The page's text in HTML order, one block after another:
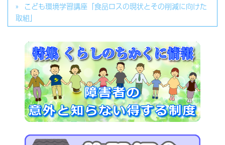
こども環境学習講座「食品ロスの現状とその削減に向けた
取組」